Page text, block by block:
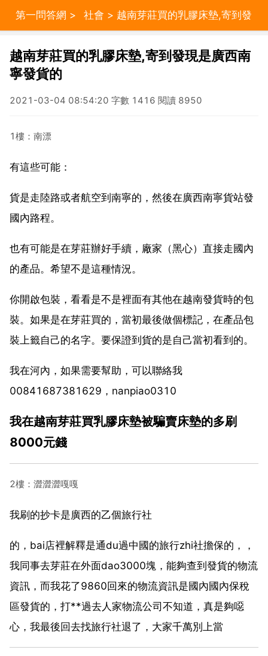
第一問答網 > 社會 > 越南芽莊買的乳膠床墊,寄到發
現是廣西南寧發貨的
越南芽莊買的乳膠床墊,寄到發現是廣西南
寧發貨的
2021-03-04 08:54:20 字數 1416 閱讀 8950
1樓：南漂
有這些可能：
貨是走陸路或者航空到南寧的，然後在廣西南寧貨站發
國內路程。
也有可能是在芽莊辦好手續，廠家（黑心）直接走國內
的產品。希望不是這種情況。
你開啟包裝，看看是不是裡面有其他在越南發貨時的包
裝。如果是在芽莊買的，當初最後做個標記，在產品包
裝上籤自己的名字。要保證到貨的是自己當初看到的。
我在河內，如果需要幫助，可以聯絡我
00841687381629，nanpiao0310
我在越南芽莊買乳膠床墊被騙賣床墊的多刷
8000元錢
2樓：澀澀澀嘎嘎
我刷的抄卡是廣西的乙個旅行社
的，bai店裡解釋是通du過中國的旅行zhi社擔保的，，
我同事去芽莊在外面dao3000塊，能夠查到發貨的物流
資訊，而我花了9860回來的物流資訊是國內國內保稅
區發貨的，打**過去人家物流公司不知道，真是夠噁
心，我最後回去找旅行社退了，大家千萬別上當